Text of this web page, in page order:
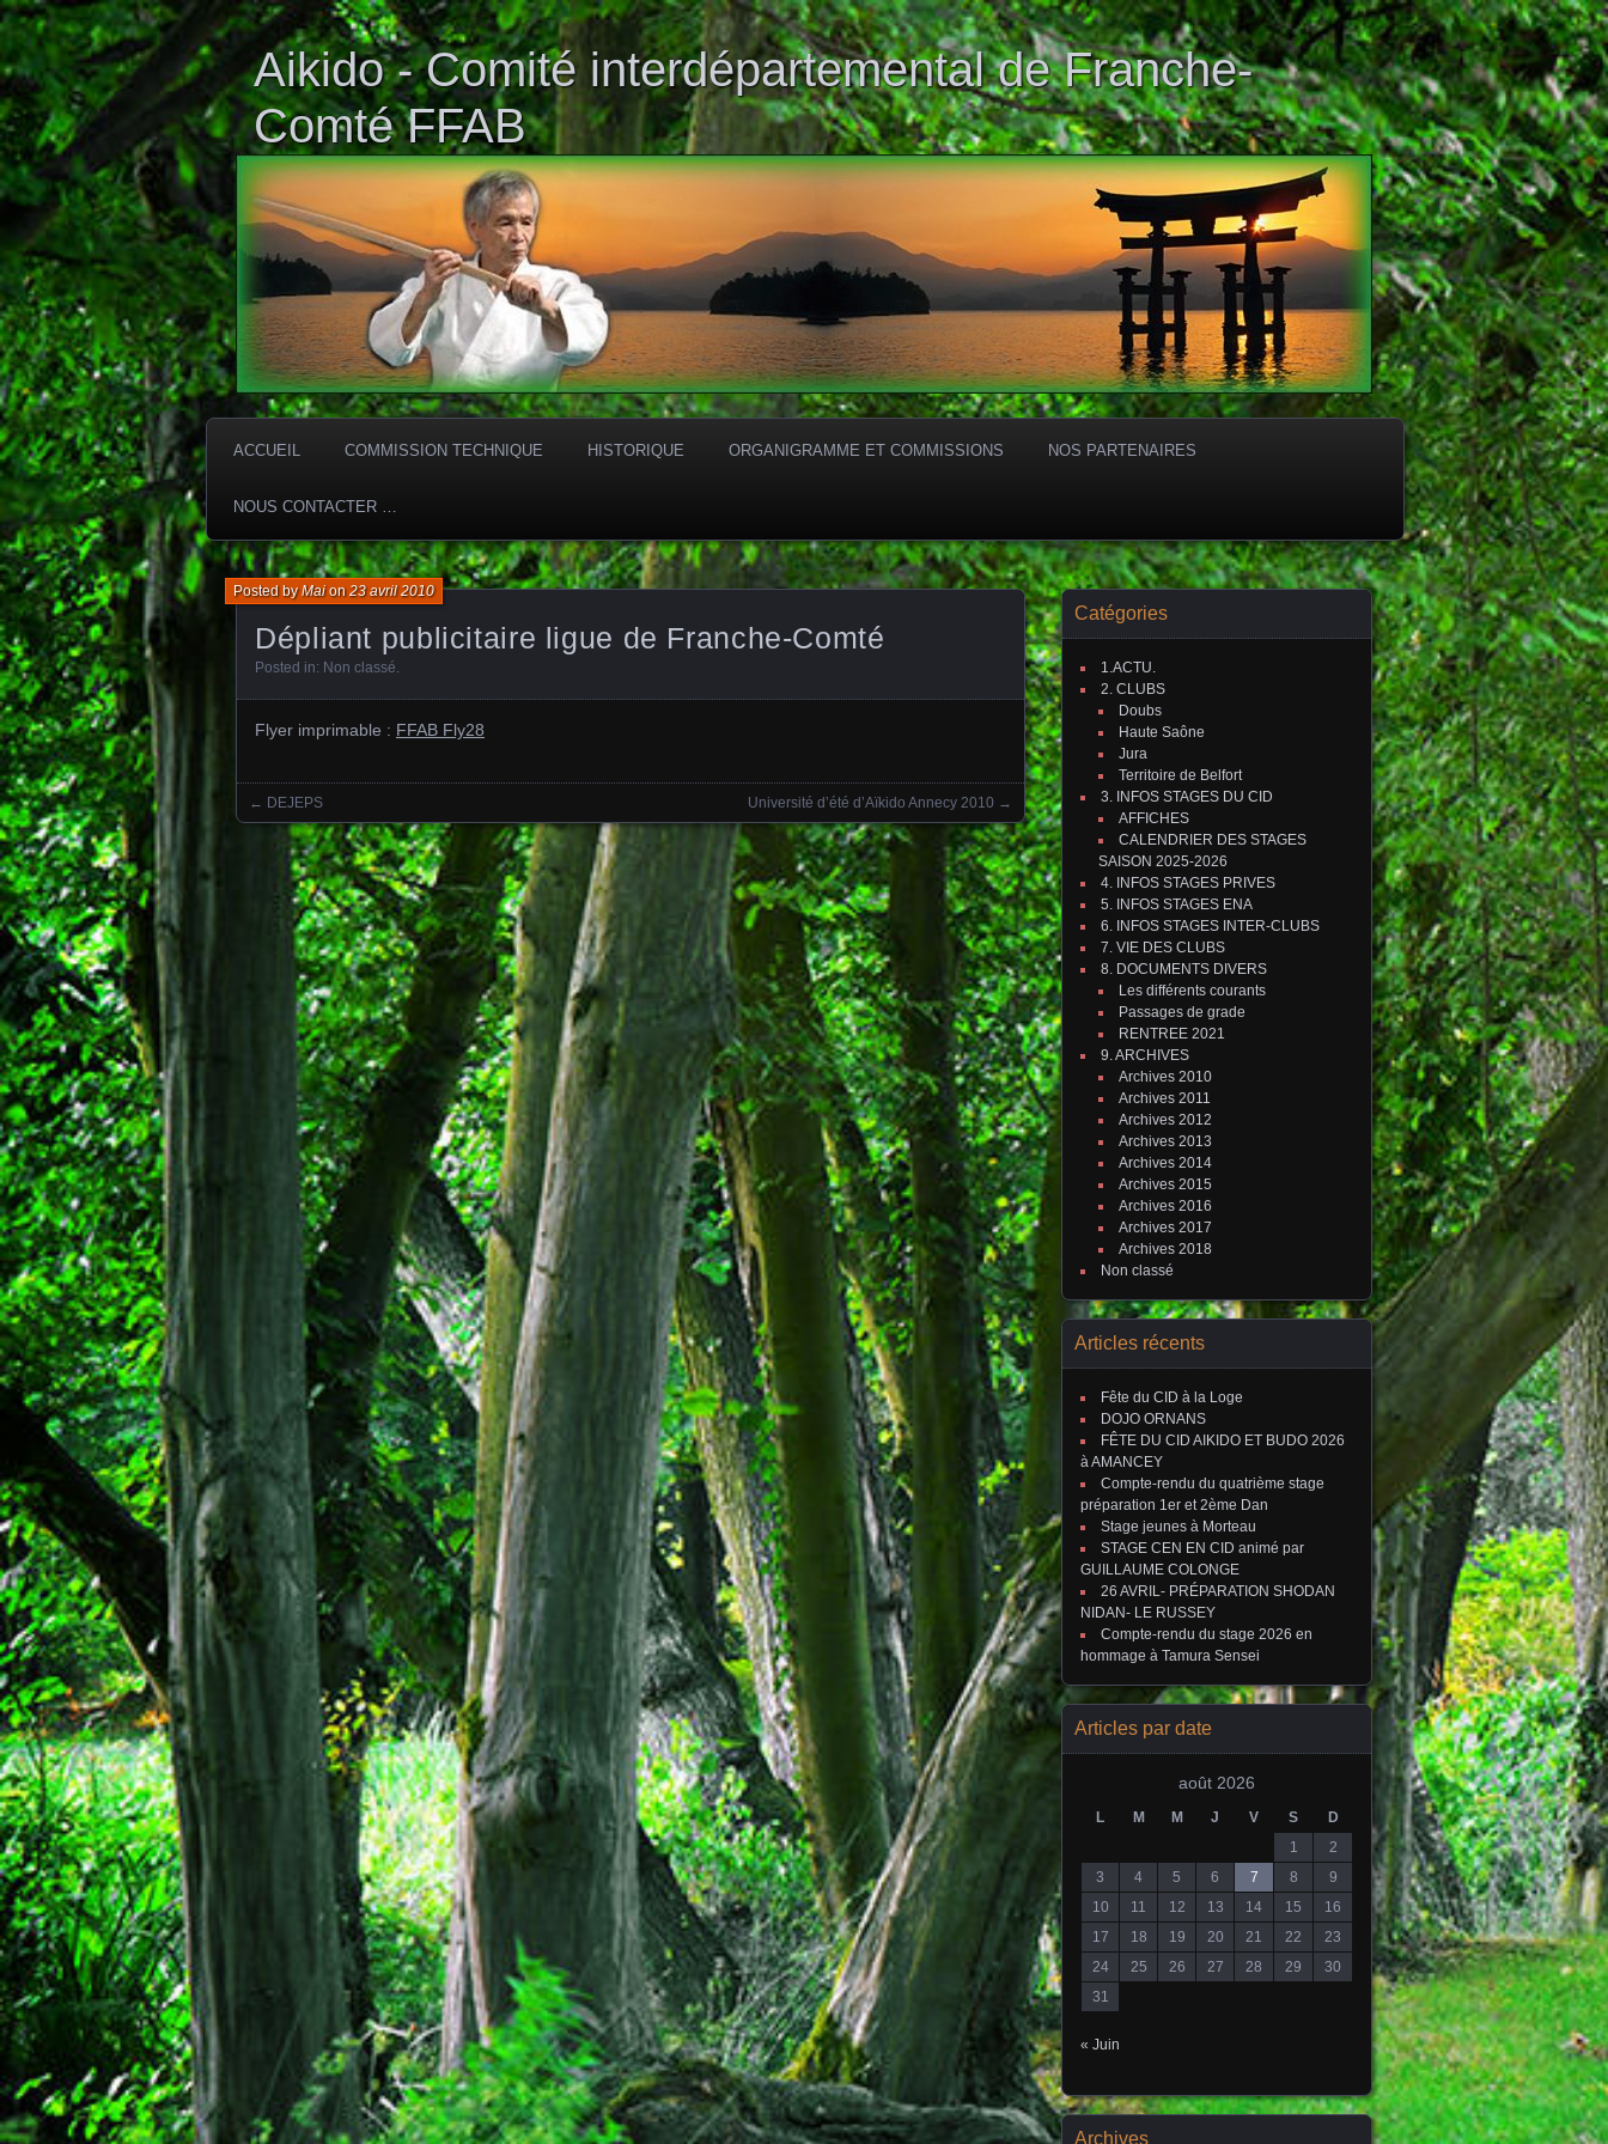
Aikido - Comité interdépartemental de Franche-
Comté FFAB
ACCUEIL COMMISSION TECHNIQUE HISTORIQUE ORGANIGRAMME ET COMMISSIONS NOS PARTENAIRES
NOUS CONTACTER …
Dépliant publicitaire ligue de Franche-Comté
Posted byMaion23 avril 2010
Posted in: Non classé.
Flyer imprimable : FFAB Fly28
Posts navigation
← DEJEPS Université d’été d’Aïkido Annecy 2010 →
Catégories
1.ACTU.
2. CLUBS
Doubs
Haute Saône
Jura
Territoire de Belfort
3. INFOS STAGES DU CID
AFFICHES
CALENDRIER DES STAGES
SAISON 2025-2026
4. INFOS STAGES PRIVES
5. INFOS STAGES ENA
6. INFOS STAGES INTER-CLUBS
7. VIE DES CLUBS
8. DOCUMENTS DIVERS
Les différents courants
Passages de grade
RENTREE 2021
9. ARCHIVES
Archives 2010
Archives 2011
Archives 2012
Archives 2013
Archives 2014
Archives 2015
Archives 2016
Archives 2017
Archives 2018
Non classé
Articles récents
Fête du CID à la Loge
DOJO ORNANS
FÊTE DU CID AIKIDO ET BUDO 2026
à AMANCEY
Compte-rendu du quatrième stage
préparation 1er et 2ème Dan
Stage jeunes à Morteau
STAGE CEN EN CID animé par
GUILLAUME COLONGE
26 AVRIL- PRÉPARATION SHODAN
NIDAN- LE RUSSEY
Compte-rendu du stage 2026 en
hommage à Tamura Sensei
Articles par date
août 2026
L M M J V S
D
1
2
3
4 5 6 7 8
9
10
11 12 13 14 15
16
17
18 19 20 21 22
23
24
25 26 27 28 29
30
31
« Juin
Archives